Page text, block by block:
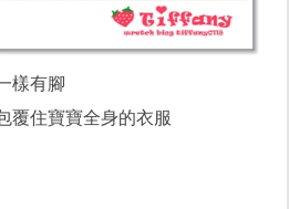
樣有腳
覆住寶寶全身的衣服